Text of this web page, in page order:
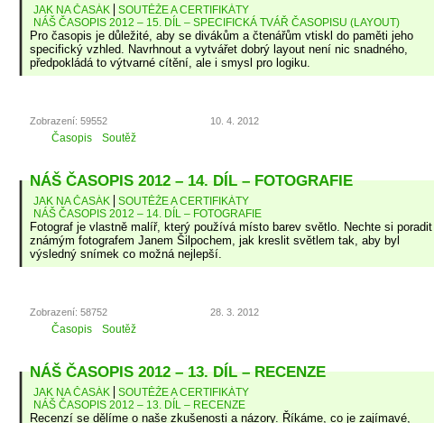
JAK NA ČASÁK
SOUTĚŽE A CERTIFIKÁTY
NÁŠ ČASOPIS 2012 – 15. DÍL – SPECIFICKÁ TVÁŘ ČASOPISU (LAYOUT)
Pro časopis je důležité, aby se divákům a čtenářům vtiskl do paměti jeho
specifický vzhled. Navrhnout a vytvářet dobrý layout není nic snadného,
předpokládá to výtvarné cítění, ale i smysl pro logiku.
Zobrazení: 59552 10. 4. 2012
Časopis Soutěž
NÁŠ ČASOPIS 2012 – 14. DÍL – FOTOGRAFIE
JAK NA ČASÁK
SOUTĚŽE A CERTIFIKÁTY
NÁŠ ČASOPIS 2012 – 14. DÍL – FOTOGRAFIE
Fotograf je vlastně malíř, který používá místo barev světlo. Nechte si poradit
známým fotografem Janem Šilpochem, jak kreslit světlem tak, aby byl
výsledný snímek co možná nejlepší.
Zobrazení: 58752 28. 3. 2012
Časopis Soutěž
NÁŠ ČASOPIS 2012 – 13. DÍL – RECENZE
JAK NA ČASÁK
SOUTĚŽE A CERTIFIKÁTY
NÁŠ ČASOPIS 2012 – 13. DÍL – RECENZE
Recenzí se dělíme o naše zkušenosti a názory. Říkáme, co je zajímavé,